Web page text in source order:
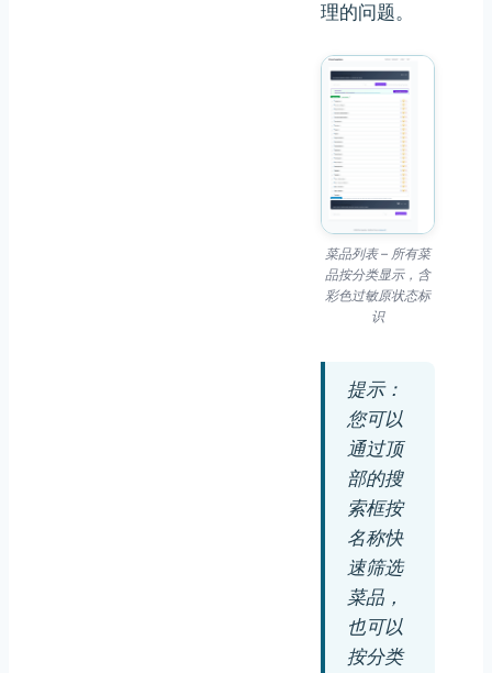
理的问题。
菜品列表 – 所有菜
品按分类显示，含
彩色过敏原状态标
识
提示：
您可以
通过顶
部的搜
索框按
名称快
速筛选
菜品，
也可以
按分类